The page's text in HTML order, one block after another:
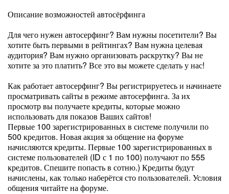
Описание возможностей автосёрфинга
Для чего нужен автосерфинг? Вам нужны посетители? Вы
хотите быть первыми в рейтингах? Вам нужна целевая
аудитория? Вам нужно организовать раскрутку? Вы не
хотите за это платить? Все это вы можете сделать у нас!
Как работает автосерфинг? Вы регистрируетесь и начинаете
просматривать сайты в режиме автосерфинга. За их
просмотр вы получаете кредиты, которые можно
использовать для показов Ваших сайтов!
Первые 100 зарегистрированных в системе получили по
500 кредитов. Новая акция за общение на форуме
начисляются кредиты. Первые 100 зарегистрированных в
системе пользователей (ID с 1 по 100) получают по 555
кредитов. Спешите попасть в сотню.) Кредиты будут
начислены, как только наберётся сто пользователей. Условия
общения читайте на форуме.